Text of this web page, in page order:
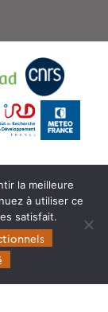
Données
la meilleure
à utiliser ce
satisfait.